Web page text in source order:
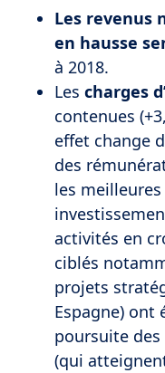
Les revenus
en hausse
à 2018.
Les charges
contenues
effet change
des
les
activités en
ciblés
projets
Espagne) ont
poursuite des
(qui